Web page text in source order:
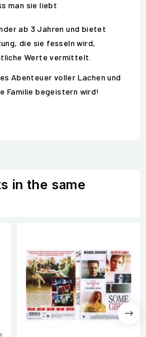
man sie liebt
ab 3 Jahren und bietet
die sie fesseln wird,
Werte vermittelt.
Abenteuer voller Lachen und
Familie begeistern wird!
in the same